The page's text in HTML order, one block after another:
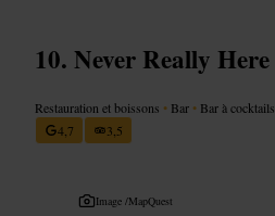
Never Really Here
Restauration et boissons • Bar • Bar à cocktails
4,7
3,5
Image /MapQuest